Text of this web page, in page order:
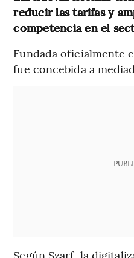
reducir las tarifas y
competencia en el
Fundada oficialmente
fue concebida a
Según Szarf, la